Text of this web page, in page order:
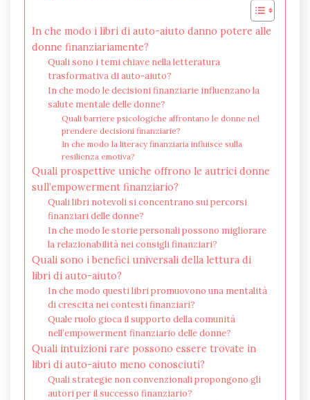
In che modo i libri di auto-aiuto danno potere alle
donne finanziariamente?
Quali sono i temi chiave nella letteratura
trasformativa di auto-aiuto?
In che modo le decisioni finanziarie influenzano la
salute mentale delle donne?
Quali barriere psicologiche affrontano le donne nel
prendere decisioni finanziarie?
In che modo la literacy finanziaria influisce sulla
resilienza emotiva?
Quali prospettive uniche offrono le autrici donne
sull’empowerment finanziario?
Quali libri notevoli si concentrano sui percorsi
finanziari delle donne?
In che modo le storie personali possono migliorare
la relazionabilità nei consigli finanziari?
Quali sono i benefici universali della lettura di
libri di auto-aiuto?
In che modo questi libri promuovono una mentalità
di crescita nei contesti finanziari?
Quale ruolo gioca il supporto della comunità
nell’empowerment finanziario delle donne?
Quali intuizioni rare possono essere trovate in
libri di auto-aiuto meno conosciuti?
Quali strategie non convenzionali propongono gli
autori per il successo finanziario?